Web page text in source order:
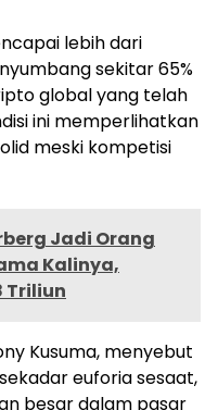
lebih dari
sekitar 65%
global yang telah
ini memperlihatkan
meski kompetisi
Jadi Orang
Kalinya,
Triliun
Kusuma, menyebut
euforia sesaat,
besar dalam pasar